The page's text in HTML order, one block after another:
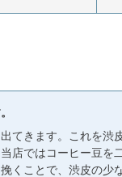
てきます。これを渋
店ではコーヒー豆を
くことで、渋皮の少